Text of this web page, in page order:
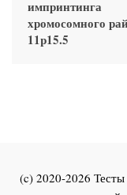
импринтинга
хромосомного
11p15.5
(c) 2020-2026 Тесты